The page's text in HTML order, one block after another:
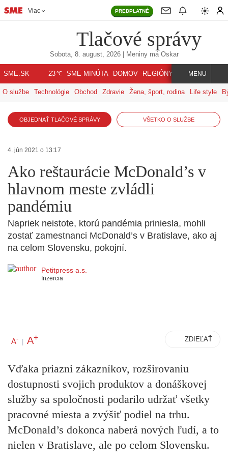
Viac PREDPLATNÉ
Tlačové správy
Sobota, 8. august, 2026| Meniny má Oskar
SME.SK 23℃ SME MINÚTA DOMOV REGIÓNY INDEX SVET
MENU
O službe Technológie Obchod Zdravie Žena, šport, rodina Life style
OBJEDNAŤ TLAČOVÉ SPRÁVY VŠETKO O SLUŽBE
4. jún 2021 o 13:17
Ako reštaurácie McDonald’s v
hlavnom meste zvládli
pandémiu
Napriek neistote, ktorú pandémia priniesla, mohli
zostať zamestnanci McDonald’s v Bratislave, ako aj
na celom Slovensku, pokojní.
Petitpress a.s.
Inzercia
A- | A+ ZDIEĽAŤ
Vďaka priazni zákazníkov, rozširovaniu
dostupnosti svojich produktov a donáškovej
služby sa spoločnosti podarilo udržať všetky
pracovné miesta a zvýšiť podiel na trhu.
McDonald’s dokonca naberá nových ľudí, a to
nielen v Bratislave, ale po celom Slovensku.